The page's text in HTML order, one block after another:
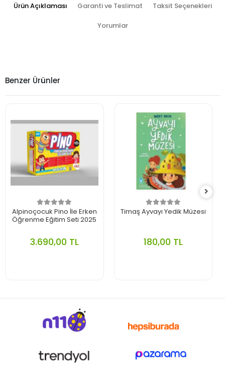
Ürün Açıklaması Garanti ve Teslimat Taksit Seçenekleri
Yorumlar
Benzer Ürünler
Alpinoçocuk Pino İle Erken
Öğrenme Eğitim Seti 2025
3.690,00 TL
Timaş Ayvayı Yedik Müzesi
180,00 TL